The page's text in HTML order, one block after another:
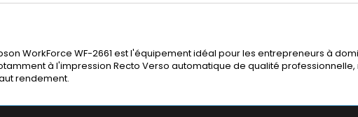
WorkForce WF-2661 est l'équipement idéal pour les entrepreneurs à
à l'impression Recto Verso automatique de qualité professionnelle,
rendement.